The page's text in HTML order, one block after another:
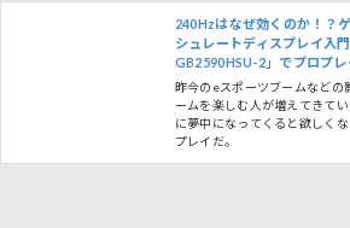
240Hzはなぜ効くのか！？
シュレートディスプレイ入
GB2590HSU-2」でプロプ
昨今のeスポーツブームなどの
ームを楽しむ人が増えてきて
に夢中になってくると欲しく
プレイだ。